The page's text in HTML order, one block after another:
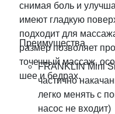
снимая боль и
имеют гладкую
подходит для
размер позволяет
точечный массаж,
шее и бедрах.
Преимущества
FRANKLIN Mini
частично
легко менять с
насос не входит)